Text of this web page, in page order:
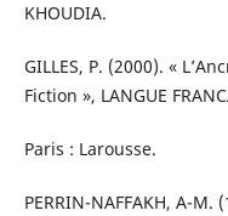
KHOUDIA.
GILLES, P. (2000). «
Fiction », LANGUE
Paris : Larousse.
PERRIN-NAFFAKH, A-